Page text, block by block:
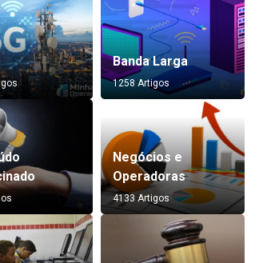
Banda Larga
1258 Artigos
Negócios e
Operadoras
4133 Artigos